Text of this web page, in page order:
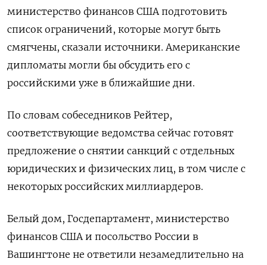
министерство финансов США подготовить
список ограничений, которые могут быть
смягчены, сказали источники. Американские
дипломаты могли бы обсудить его с
российскими уже в ближайшие дни.
По словам собеседников Рейтер,
соответствующие ведомства сейчас готовят
предложение о снятии санкций с отдельных
юридических и физических лиц, в том числе с
некоторых российских миллиардеров.
Белый дом, Госдепартамент, министерство
финансов США и посольство России в
Вашингтоне не ответили незамедлительно на